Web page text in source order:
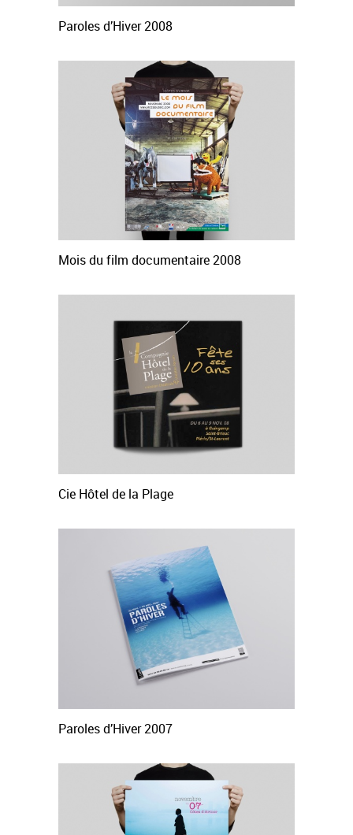
Paroles d’Hiver 2008
Mois du film documentaire 2008
Cie Hôtel de la Plage
Paroles d’Hiver 2007